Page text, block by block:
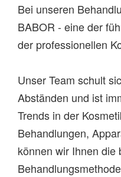
Bei unseren
BABOR - eine der
der professionellen
Unser Team schult
Abständen und ist
Trends in der
Behandlungen,
können wir Ihnen die